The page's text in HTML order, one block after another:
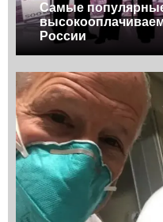
Самые
России